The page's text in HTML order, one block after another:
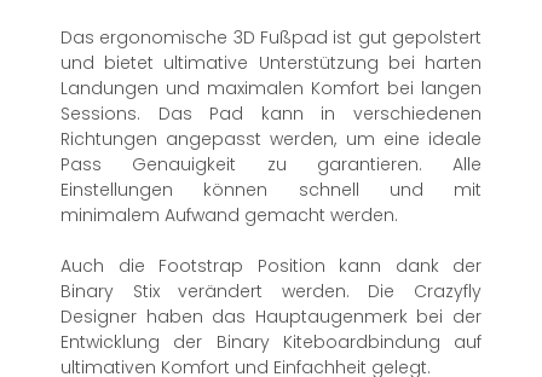
Das ergonomische 3D Fußpad ist gut gepolstert
und bietet ultimative Unterstützung bei harten
Landungen und maximalen Komfort bei langen
Sessions. Das Pad kann in verschiedenen
Richtungen angepasst werden, um eine ideale
Pass Genauigkeit zu garantieren. Alle
Einstellungen können schnell und mit
minimalem Aufwand gemacht werden.
Auch die Footstrap Position kann dank der
Binary Stix verändert werden. Die Crazyfly
Designer haben das Hauptaugenmerk bei der
Entwicklung der Binary Kiteboardbindung auf
ultimativen Komfort und Einfachheit gelegt.